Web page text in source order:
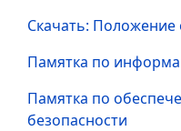
Скачать: Положение
Памятка по
Памятка по
безопасности